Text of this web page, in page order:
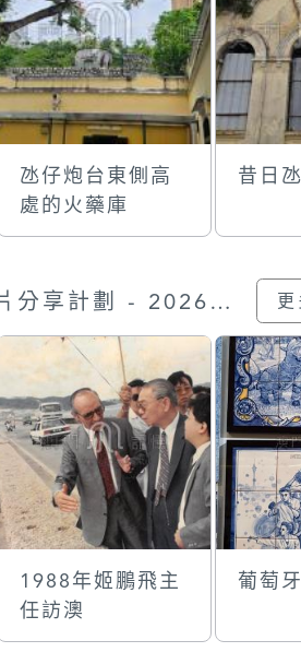
氹仔炮台東側高
處的火藥庫
昔日
“我的澳門記憶” 圖片分享計劃 - 2026的參與作品
1988年姬鵬飛主
任訪澳
葡萄